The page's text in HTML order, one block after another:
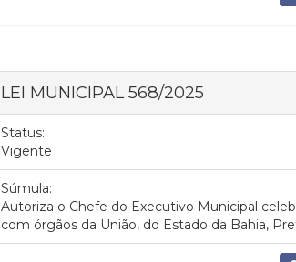
LEI MUNICIPAL 568/2025
Status:
Vigente
Súmula:
Autoriza o Chefe do Executivo Municipal
com órgãos da União, do Estado da Bahia,